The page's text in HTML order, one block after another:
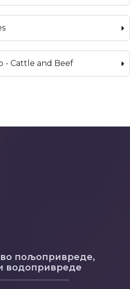
- Cattle and Beef
пољопривреде,
водопривреде